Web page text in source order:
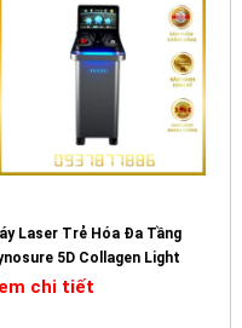
điều trị sẹo mụn, nếp nhăn,
to. Nhờ sự đổi mới trong
phù hợp cho các spa mà
và phòng khám da liễu
Laser Trẻ Hóa Đa Tầng
5D Collagen Light
chi tiết